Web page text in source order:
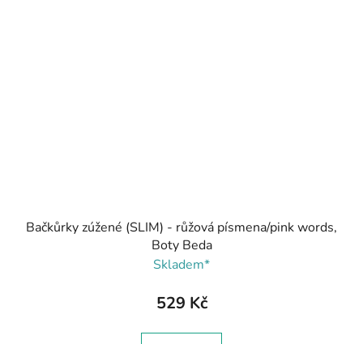
Bačkůrky zúžené (SLIM) - růžová písmena/pink words,
Boty Beda
Skladem*
529 Kč